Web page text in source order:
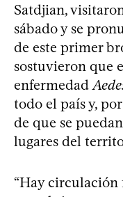
Satdjian,
sábado y se
de este primer
sostuvieron que
enfermedad
todo el país y,
de que se
lugares del
“Hay circulación